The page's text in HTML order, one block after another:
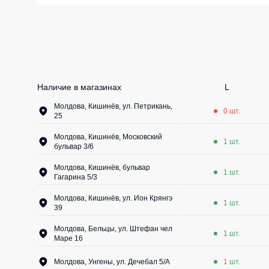
Детские
Наличие в магазинах L
Молдова, Кишинёв, ул. Петрикань,
25
0 шт.
Молдова, Кишинёв, Московский
бульвар 3/6
1 шт.
Молдова, Кишинёв, бульвар
Гагарина 5/3
1 шт.
Молдова, Кишинёв, ул. Ион Крянгэ
39
1 шт.
Молдова, Бельцы, ул. Штефан чел
Маре 16
1 шт.
Молдова, Унгены, ул. Дечебал 5/A 1 шт.